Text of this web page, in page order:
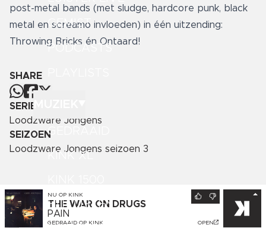
GEMIST
PODCASTS
GEDRAAID
KINK XL
HITLIJSTEN
post-metal bands (met sludge, hardcore punk, black
metal en screamo invloeden) in één uitzending:
Throwing Bricks én Ontaard!
SHARE
SERIE
Loodzware Jongens
SEIZOEN
Loodzware Jongens seizoen 3
NU OP KINK
THE WAR ON DRUGS
PAIN
GEDRAAID OP KINK OPEN